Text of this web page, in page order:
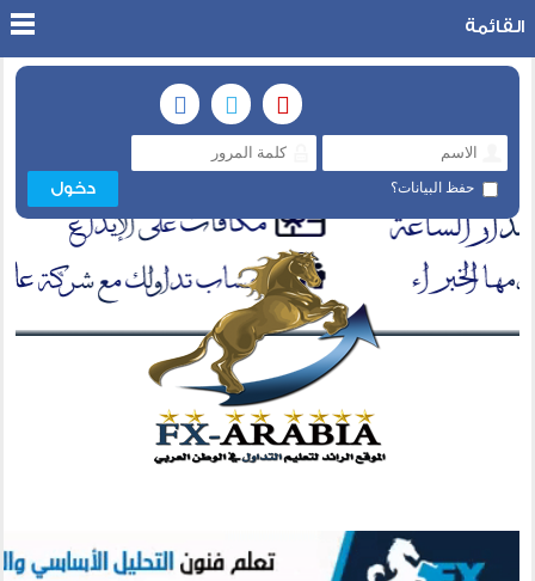
حفظ البيانات؟
القائمة